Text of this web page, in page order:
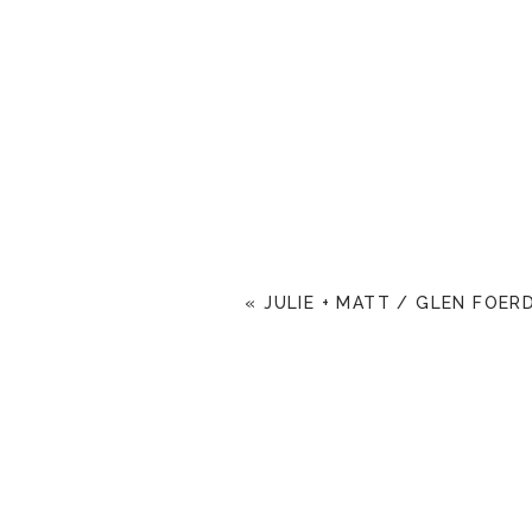
«JULIE + MATT / GLEN